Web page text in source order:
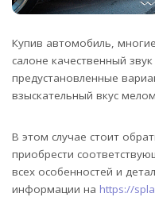
Купив автомобиль,
салоне качественный
предустановленные
взыскательный вкус
В этом случае стоит
приобрести
всех особенностей и
информации на https://